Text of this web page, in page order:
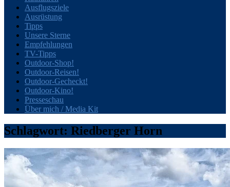
Ausflugsziele
Ausrüstung
Tipps
Unsere Sterne
Empfehlungen
TV-Tipps
Outdoor-Shop!
Outdoor-Reisen!
Outdoor-Gecheckt!
Outdoor-Kino!
Presseschau
Über mich / Media Kit
Schlagwort: Riedberger Horn